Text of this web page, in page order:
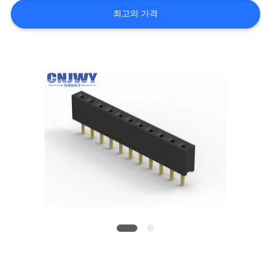
관
최고의 가격